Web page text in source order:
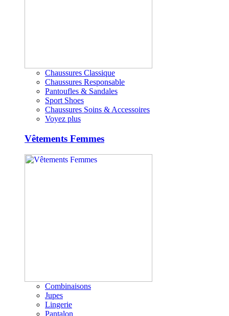
Chaussures Classique
Chaussures Responsable
Pantoufles & Sandales
Sport Shoes
Chaussures Soins & Accessoires
Voyez plus
Vêtements Femmes
Combinaisons
Jupes
Lingerie
Pantalon